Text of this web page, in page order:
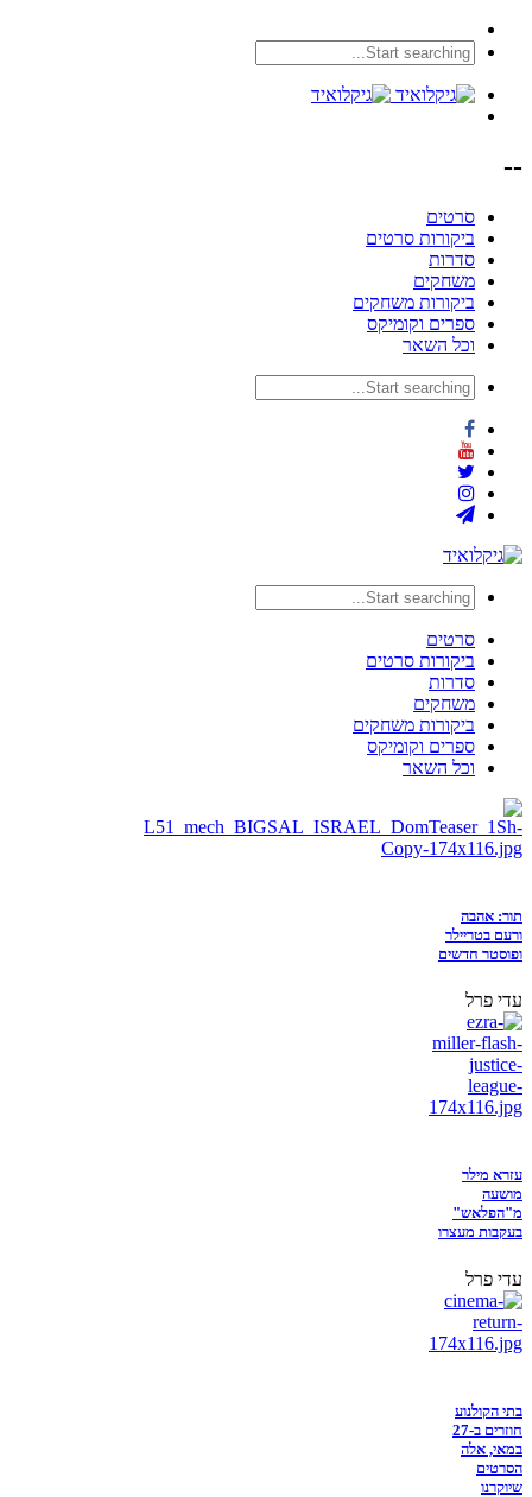
--
סרטים
ביקורות סרטים
סדרות
משחקים
ביקורות משחקים
ספרים וקומיקס
וכל השאר
סרטים
ביקורות סרטים
סדרות
משחקים
ביקורות משחקים
ספרים וקומיקס
וכל השאר
תור: אהבה
ורעם בטריילר
ופוסטר חדשים
עדי פרל
עזרא מילר
מושעה
מ"הפלאש"
בעקבות מעצרו
עדי פרל
בתי הקולנוע
חוזרים ב-27
במאי, אלה
הסרטים
שיוקרנו